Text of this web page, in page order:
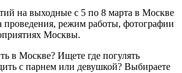
на выходные с 5 по 8 марта в Москве
проведения, режим работы, фотографии
Москвы.
в Москве? Ищете где погулять
с парнем или девушкой? Выбираете